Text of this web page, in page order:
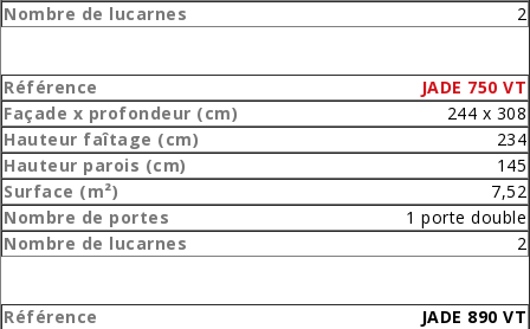
2
JADE 750 VT
244 x 308
234
145
7,52
1 porte double
2
JADE 890 VT